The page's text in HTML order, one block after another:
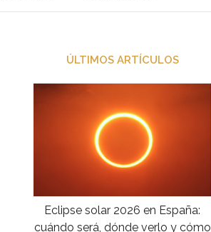
ÚLTIMOS ARTÍCULOS
Eclipse solar 2026 en España:
cuándo será, dónde verlo y cómo